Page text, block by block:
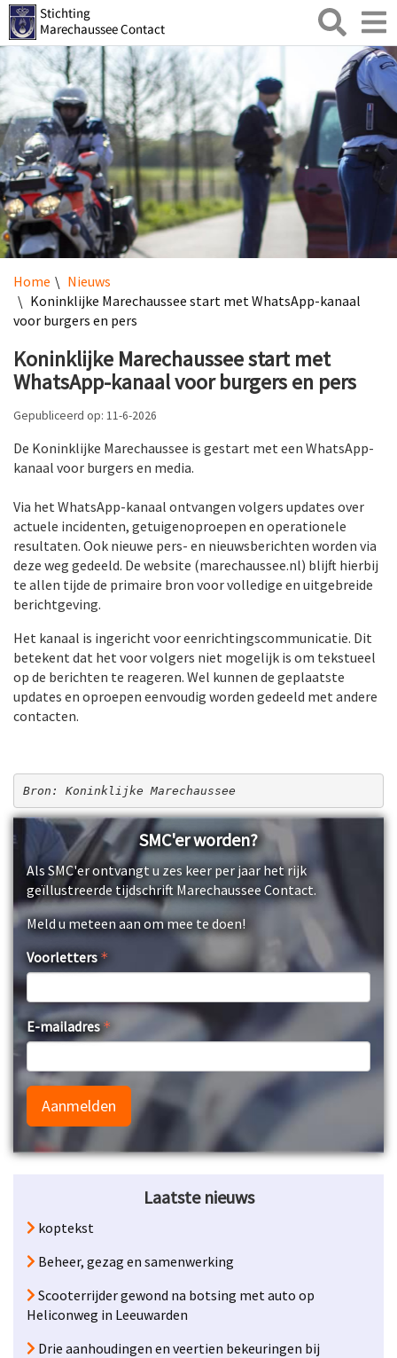
Zoeken
Home
Nieuws
Koninklijke Marechaussee start met WhatsApp-kanaal
voor burgers en pers
Koninklijke Marechaussee start met
WhatsApp-kanaal voor burgers en pers
Gepubliceerd op: 11-6-2026
De Koninklijke Marechaussee is gestart met een WhatsApp-
kanaal voor burgers en media.
Via het WhatsApp-kanaal ontvangen volgers updates over
actuele incidenten, getuigenoproepen en operationele
resultaten. Ook nieuwe pers- en nieuwsberichten worden via
deze weg gedeeld. De website (marechaussee.nl) blijft hierbij
te allen tijde de primaire bron voor volledige en uitgebreide
berichtgeving.
Het kanaal is ingericht voor eenrichtingscommunicatie. Dit
betekent dat het voor volgers niet mogelijk is om tekstueel
op de berichten te reageren. Wel kunnen de geplaatste
updates en oproepen eenvoudig worden gedeeld met andere
contacten.
Bron: Koninklijke Marechaussee
SMC'er worden?
Als SMC'er ontvangt u zes keer per jaar het rijk
geïllustreerde tijdschrift Marechaussee Contact.
Meld u meteen aan om mee te doen!
Voorletters
E-mailadres
Aanmelden
Laatste nieuws
koptekst
Beheer, gezag en samenwerking
Scooterrijder gewond na botsing met auto op
Heliconweg in Leeuwarden
Drie aanhoudingen en veertien bekeuringen bij